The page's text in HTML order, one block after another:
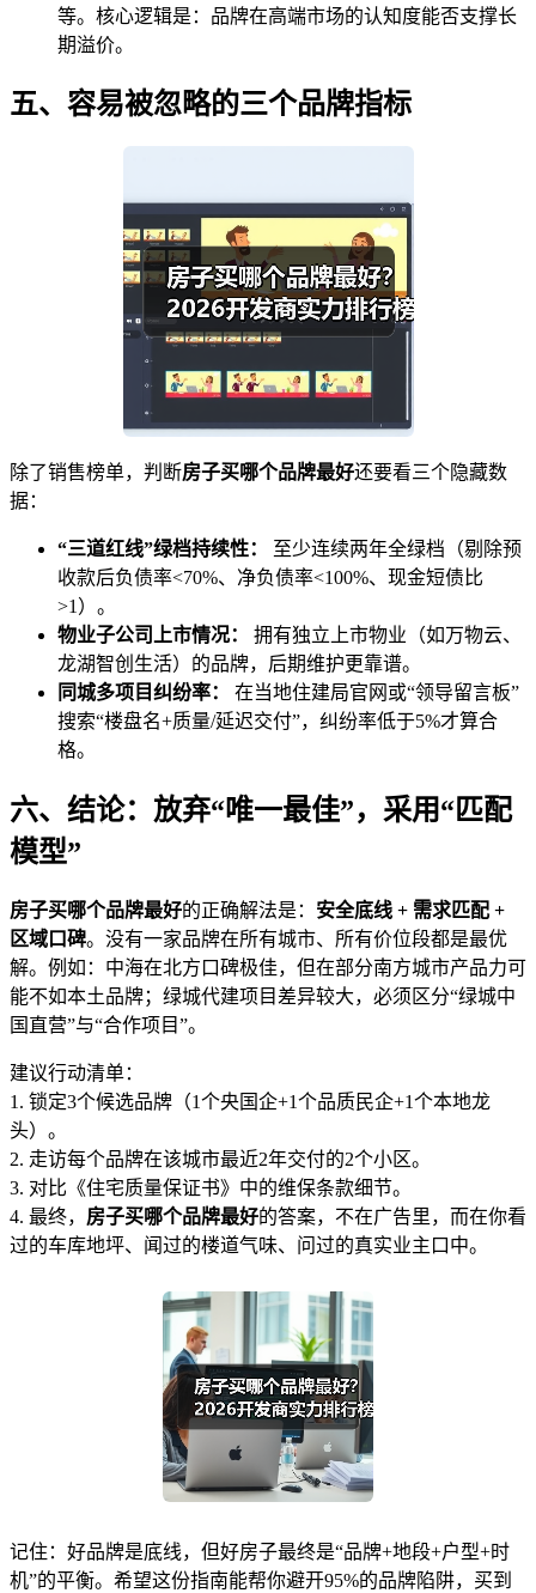
等。核心逻辑是：品牌在高端市场的认知度能否支撑长
期溢价。
五、容易被忽略的三个品牌指标
除了销售榜单，判断房子买哪个品牌最好还要看三个隐藏数
据：
“三道红线”绿档持续性：
至少连续两年全绿档（剔除预
收款后负债率<70%、净负债率<100%、现金短债比
>1）。
物业子公司上市情况：
拥有独立上市物业（如万物云、
龙湖智创生活）的品牌，后期维护更靠谱。
同城多项目纠纷率：
在当地住建局官网或“领导留言板”
搜索“楼盘名+质量/延迟交付”，纠纷率低于5%才算合
格。
六、结论：放弃“唯一最佳”，采用“匹配
模型”
房子买哪个品牌最好的正确解法是： 安全底线 + 需求匹配 +
区域口碑。没有一家品牌在所有城市、所有价位段都是最优
解。例如：中海在北方口碑极佳，但在部分南方城市产品力可
能不如本土品牌；绿城代建项目差异较大，必须区分“绿城中
国直营”与“合作项目”。
建议行动清单：
1. 锁定3个候选品牌（1个央国企+1个品质民企+1个本地龙
头）。
2. 走访每个品牌在该城市最近2年交付的2个小区。
3. 对比《住宅质量保证书》中的维保条款细节。
4. 最终， 房子买哪个品牌最好的答案，不在广告里，而在你看
过的车库地坪、闻过的楼道气味、问过的真实业主口中。
记住：好品牌是底线，但好房子最终是“品牌+地段+户型+时
机”的平衡。希望这份指南能帮你避开95%的品牌陷阱，买到